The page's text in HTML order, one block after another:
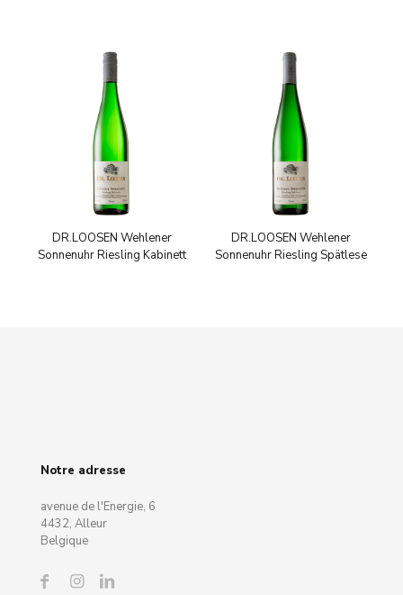
DR.LOOSEN Wehlener
Sonnenuhr Riesling Kabinett
DR.LOOSEN Wehlener
Sonnenuhr Riesling Spätlese
Notre adresse
avenue de l'Energie, 6
4432, Alleur
Belgique